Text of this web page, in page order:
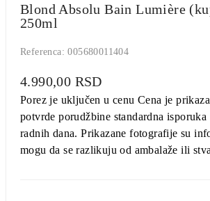
Blond Absolu Bain Lumière
250ml
Referenca: 005680011404
4.990,00 RSD
Porez je uključen u cenu Cena je
potvrde porudžbine standardna
radnih dana. Prikazane fotografije su
mogu da se razlikuju od ambalaže ili